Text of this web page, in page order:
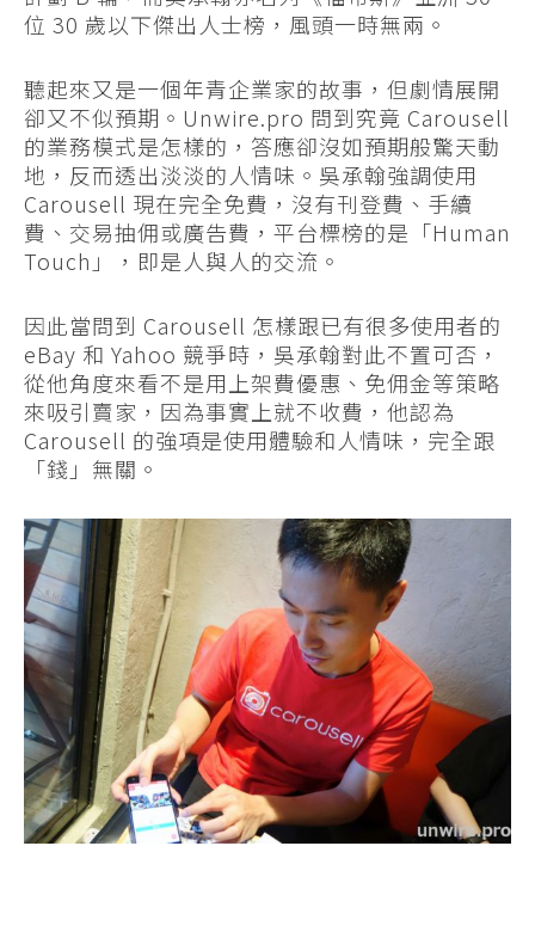
位 30 歲以下傑出人士榜，風頭一時無兩。
聽起來又是一個年青企業家的故事，但劇情展開
卻又不似預期。Unwire.pro 問到究竟 Carousell
的業務模式是怎樣的，答應卻沒如預期般驚天動
地，反而透出淡淡的人情味。吳承翰強調使用
Carousell 現在完全免費，沒有刊登費、手續
費、交易抽佣或廣告費，平台標榜的是「Human
Touch」，即是人與人的交流。
因此當問到 Carousell 怎樣跟已有很多使用者的
eBay 和 Yahoo 競爭時，吳承翰對此不置可否，
從他角度來看不是用上架費優惠、免佣金等策略
來吸引賣家，因為事實上就不收費，他認為
Carousell 的強項是使用體驗和人情味，完全跟
「錢」無關。